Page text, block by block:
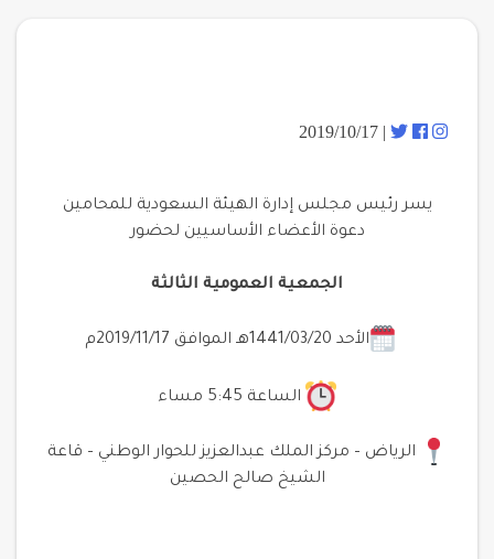
| 2019/10/17
يسر رئيس مجلس إدارة الهيئة السعودية للمحامين
دعوة الأعضاء الأساسيين لحضور
الجمعية العمومية الثالثة
الأحد 1441/03/20هـ الموافق 2019/11/17م
الساعة 5:45 مساء
الرياض – مركز الملك عبدالعزيز للحوار الوطني – قاعة
الشيخ صالح الحصين